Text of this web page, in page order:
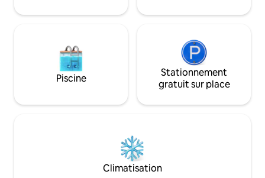
Piscine
Stationnement
gratuit sur place
Climatisation